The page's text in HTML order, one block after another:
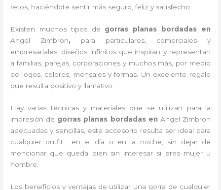
retos, haciéndote sentir más seguro, feliz y satisfecho.
Existen muchos tipos de gorras planas bordadas en
Angel Zimbron, para particulares, comerciales y
empresariales, diseños infinitos que inspiran y representan
a familias, parejas, corporaciones y muchos más, por medio
de logos, colores, mensajes y formas. Un excelente regalo
que resulta positivo y llamativo.
Hay varias técnicas y materiales que se utilizan para la
impresión de gorras planas bordadasen Angel Zimbron
adecuadas y sencillas, este accesorio resulta ser ideal para
cualquier outfit en el día o en la noche, sin dejar de
mencionar que queda bien sin interesar si eres mujer u
hombre.
Los beneficios y ventajas de utilizar una gorra de cualquier